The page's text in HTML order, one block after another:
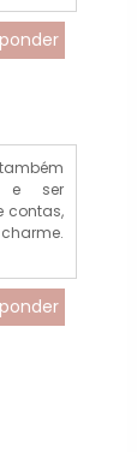
e ser
contas,